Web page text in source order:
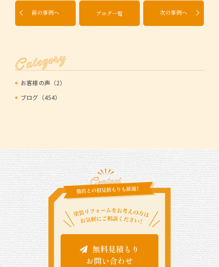
前の事例へ ブログ一覧 次の事例へ
Category
お客様の声（2）
ブログ（454）
無料見積もり
お問い合わせ